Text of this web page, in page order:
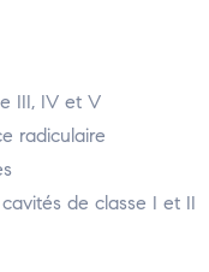
III, IV et V
radiculaire
de classe I et II